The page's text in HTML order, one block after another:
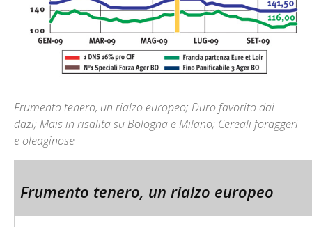
Frumento tenero, un rialzo europeo; Duro favorito dai
dazi; Mais in risalita su Bologna e Milano; Cereali foraggeri
e oleaginose
Frumento tenero, un rialzo europeo